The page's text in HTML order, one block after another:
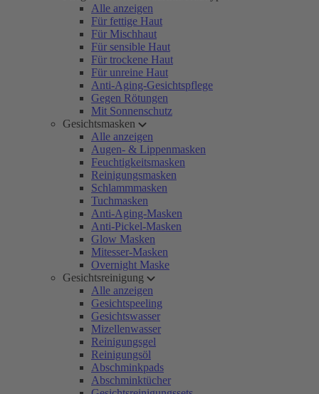
Alle anzeigen
Für fettige Haut
Für Mischhaut
Für sensible Haut
Für trockene Haut
Für unreine Haut
Anti-Aging-Gesichtspflege
Gegen Rötungen
Mit Sonnenschutz
Gesichtsmasken
Alle anzeigen
Augen- & Lippenmasken
Feuchtigkeitsmasken
Reinigungsmasken
Schlammmasken
Tuchmasken
Anti-Aging-Masken
Anti-Pickel-Masken
Glow Masken
Mitesser-Masken
Overnight Maske
Gesichtsreinigung
Alle anzeigen
Gesichtspeeling
Gesichtswasser
Mizellenwasser
Reinigungsgel
Reinigungsöl
Abschminkpads
Abschminktücher